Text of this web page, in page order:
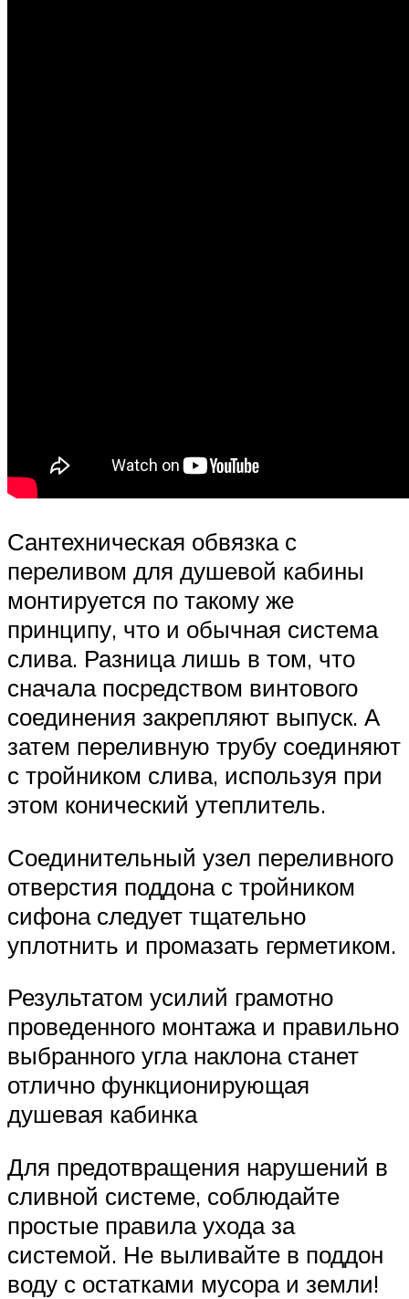
Сантехническая обвязка с
переливом для душевой кабины
монтируется по такому же
принципу, что и обычная система
слива. Разница лишь в том, что
сначала посредством винтового
соединения закрепляют выпуск. А
затем переливную трубу соединяют
с тройником слива, используя при
этом конический утеплитель.
Соединительный узел переливного
отверстия поддона с тройником
сифона следует тщательно
уплотнить и промазать герметиком.
Результатом усилий грамотно
проведенного монтажа и правильно
выбранного угла наклона станет
отлично функционирующая
душевая кабинка
Для предотвращения нарушений в
сливной системе, соблюдайте
простые правила ухода за
системой. Не выливайте в поддон
воду с остатками мусора и земли!